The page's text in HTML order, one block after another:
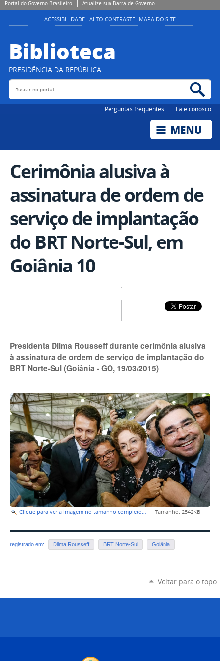
Portal do Governo Brasileiro Atualize sua Barra de Governo
ACESSIBILIDADE ALTO CONTRASTE MAPA DO SITE
Biblioteca
PRESIDÊNCIA DA REPÚBLICA
Buscar no portal
Perguntas frequentes Fale conosco
Cerimônia alusiva à
assinatura de ordem de
serviço de implantação
do BRT Norte-Sul, em
Goiânia 10
Presidenta Dilma Rousseff durante cerimônia alusiva
à assinatura de ordem de serviço de implantação do
BRT Norte-Sul (Goiânia - GO, 19/03/2015)
Clique para ver a imagem no tamanho completo… — Tamanho: 2542KB
registrado em: Dilma Rousseff BRT Norte-Sul Goiânia
Voltar para o topo